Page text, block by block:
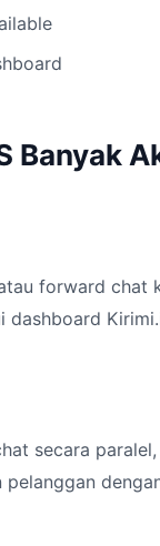
Banyak
forward chat
dashboard
secara